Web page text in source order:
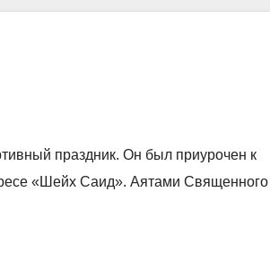
праздник. Он был приурочен к
«Шейх Саид». Аятами Священного